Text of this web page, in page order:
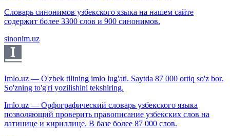
Словарь синонимов узбекского языка на нашем сайте
содержит более 3300 слов и 900 синонимов.
sinonim.uz
Imlo.uz — O'zbek tilining imlo lug'ati. Saytda 87 000 ortiq so'z bor.
So'zning to'g'ri yozilishini tekshiring.
Imlo.uz — Орфографический словарь узбекского языка
позволяющий проверить правописание узбекских слов на
латинице и кириллице. В базе более 87 000 слов.